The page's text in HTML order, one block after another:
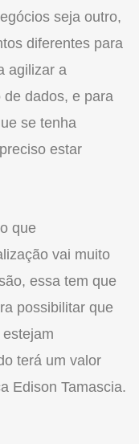
seja outro,
diferentes para
agilizar a
dados, e para
se tenha
estar
que
vai muito
essa tem que
possibilitar que
terá um valor
Edison Tamascia.